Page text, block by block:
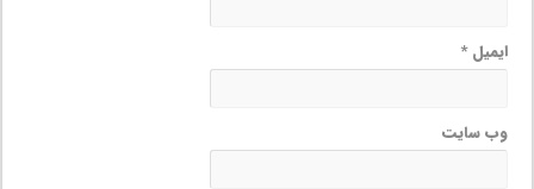
ایمیل*
وب‌ سایت